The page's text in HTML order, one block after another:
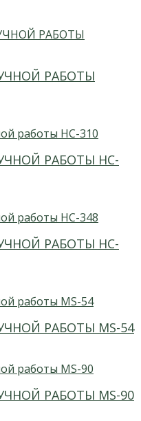
РАБОТЫ
РАБОТЫ HC-
РАБОТЫ HC-
РАБОТЫ MS-54
РАБОТЫ MS-90